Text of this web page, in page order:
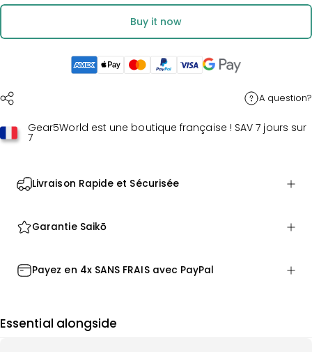
Buy it now
A question?
Gear5World est une boutique française ! SAV 7 jours sur
7
Livraison Rapide et Sécurisée
Garantie Saikō
Payez en 4x SANS FRAIS avec PayPal
Essential alongside